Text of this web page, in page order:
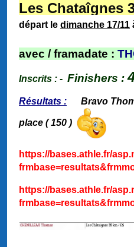
Les Chataîgnes
départ le dimanche 17/11
avec / framadate :
Inscrits : - Finishers :
Résultats : Bravo
place ( 150 )
https://bases.athle.fr/
https://bases.athle.fr/